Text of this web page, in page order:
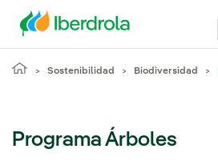
Sostenibilidad Biodiversidad
Programa Árboles